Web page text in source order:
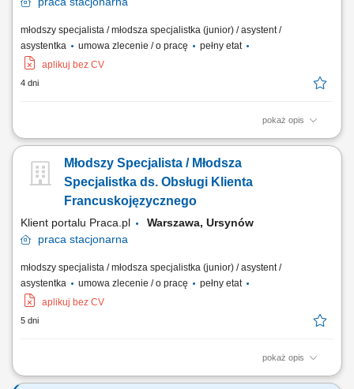
młodszy specjalista / młodsza specjalistka (junior) / asystent /
asystentka
umowa zlecenie / o pracę
pełny etat
aplikuj bez CV
4 dni
pokaż opis
Telefoniczna oraz mailowa obsługa zgłoszeń od klientów z rynku
spersonalizowanych kalkulacji cenowych i opraw wizualnych dla
kontrahentów. Koordynowanie procesu zakupowego – od przyjęcia
zapytania ofertowego do momentu...
Młodszy Specjalista / Młodsza
Specjalistka ds. Obsługi Klienta
Francuskojęzycznego
Klient portalu Praca.pl
Warszawa, Ursynów
praca stacjonarna
młodszy specjalista / młodsza specjalistka (junior) / asystent /
asystentka
umowa zlecenie / o pracę
pełny etat
aplikuj bez CV
5 dni
pokaż opis
Bieżąca obsługa zapytań od klientów z Francji i innych krajów